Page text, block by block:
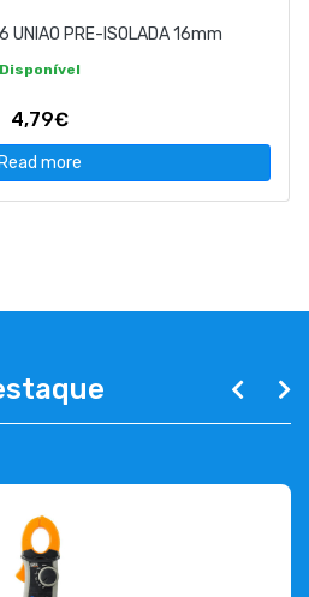
PRE-ISOLADA 16mm
Disponível
4,79€
Read more